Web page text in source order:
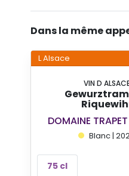
Dans la même
L Alsace
VIN D
DOMAINE
Blanc |
75 cl